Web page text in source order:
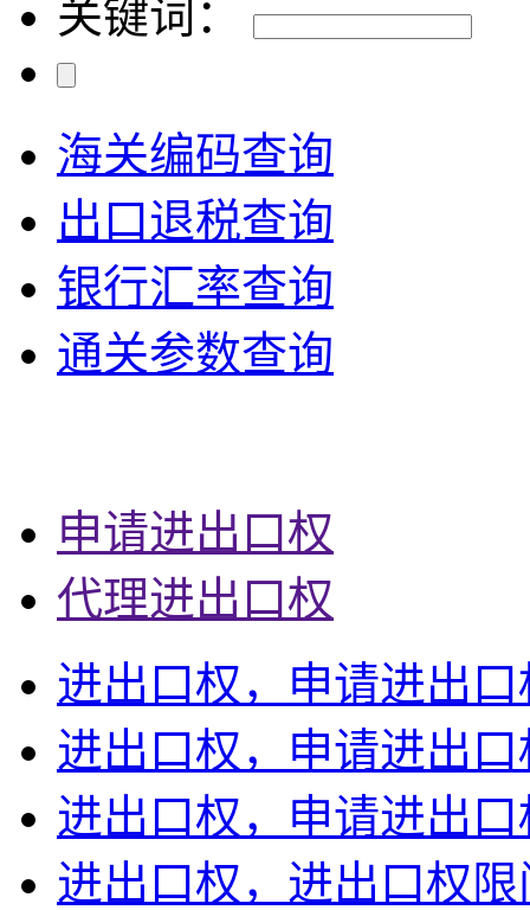
关键词：
海关编码查询
出口退税查询
银行汇率查询
通关参数查询
申请进出口权
代理进出口权
进出口权，申请进出
进出口权，申请进出
进出口权，申请进出
进出口权，进出口权